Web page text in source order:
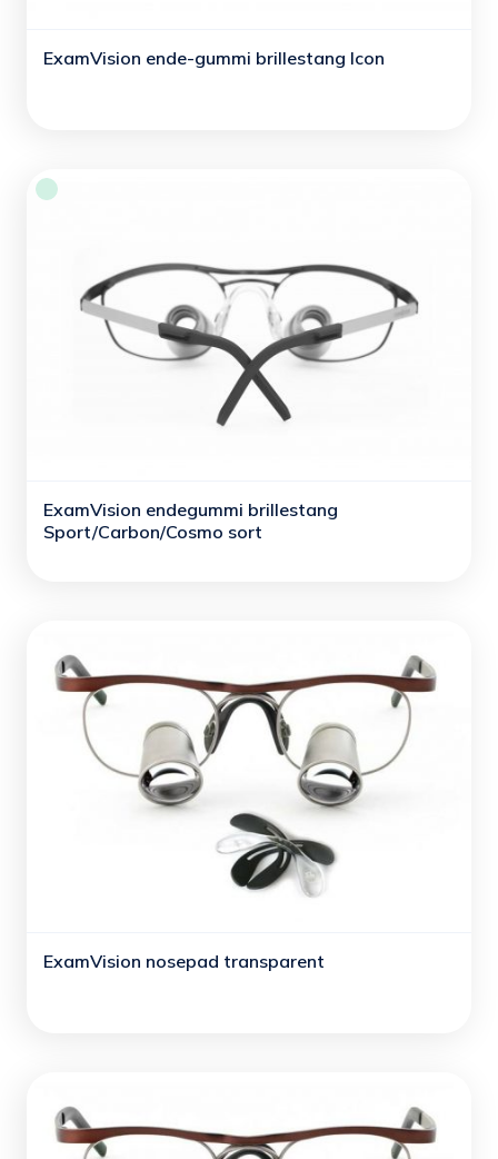
ExamVision ende-gummi brillestang Icon
ExamVision endegummi brillestang
Sport/Carbon/Cosmo sort
ExamVision nosepad transparent